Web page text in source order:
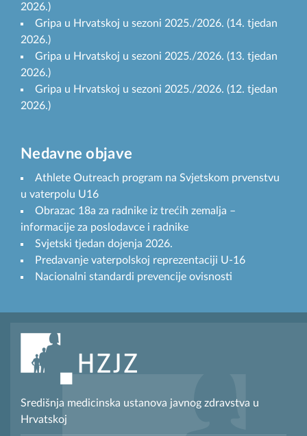
2026.)
Gripa u Hrvatskoj u sezoni 2025./2026. (14. tjedan
2026.)
Gripa u Hrvatskoj u sezoni 2025./2026. (13. tjedan
2026.)
Gripa u Hrvatskoj u sezoni 2025./2026. (12. tjedan
2026.)
Nedavne objave
Athlete Outreach program na Svjetskom prvenstvu
u vaterpolu U16
Obrazac 18a za radnike iz trećih zemalja –
informacije za poslodavce i radnike
Svjetski tjedan dojenja 2026.
Predavanje vaterpolskoj reprezentaciji U-16
Nacionalni standardi prevencije ovisnosti
Središnja medicinska ustanova javnog zdravstva u
Hrvatskoj